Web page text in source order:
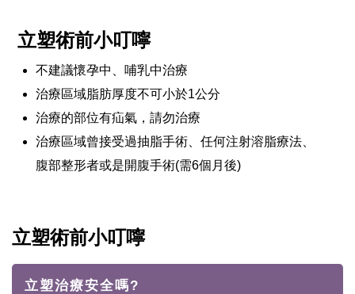
立塑術前小叮嚀
不建議懷孕中、哺乳中治療
治療區域脂肪厚度不可小於1公分
治療的部位有疝氣，請勿治療
治療區域曾接受過抽脂手術、任何注射溶脂療法、
腹部整形者或是開腹手術(需6個月後)
立塑術前小叮嚀
立塑治療安全嗎?